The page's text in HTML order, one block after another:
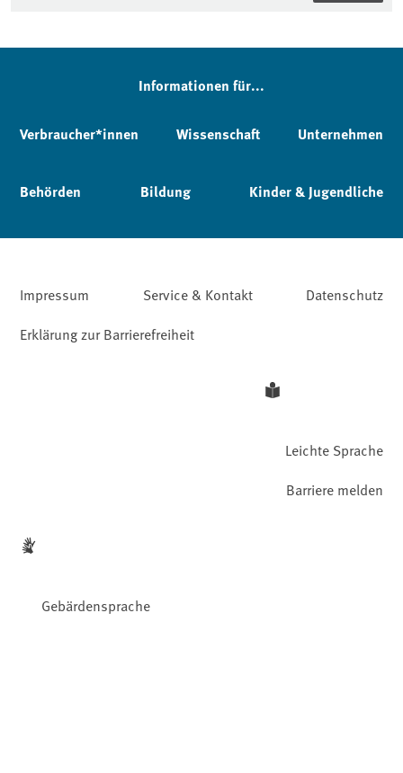
Informationen für...
Verbraucher*innen Wissenschaft Unternehmen
Behörden Bildung Kinder & Jugendliche
Impressum Service & Kontakt
Datenschutz
Erklärung zur Barrierefreiheit
Leichte Sprache
Gebärdensprache
Barriere melden